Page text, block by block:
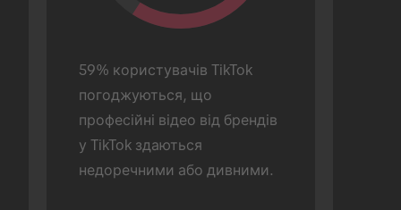
59% користувачів TikTok
погоджуються, що
професійні відео від брендів
у TikTok здаються
недоречними або дивними.